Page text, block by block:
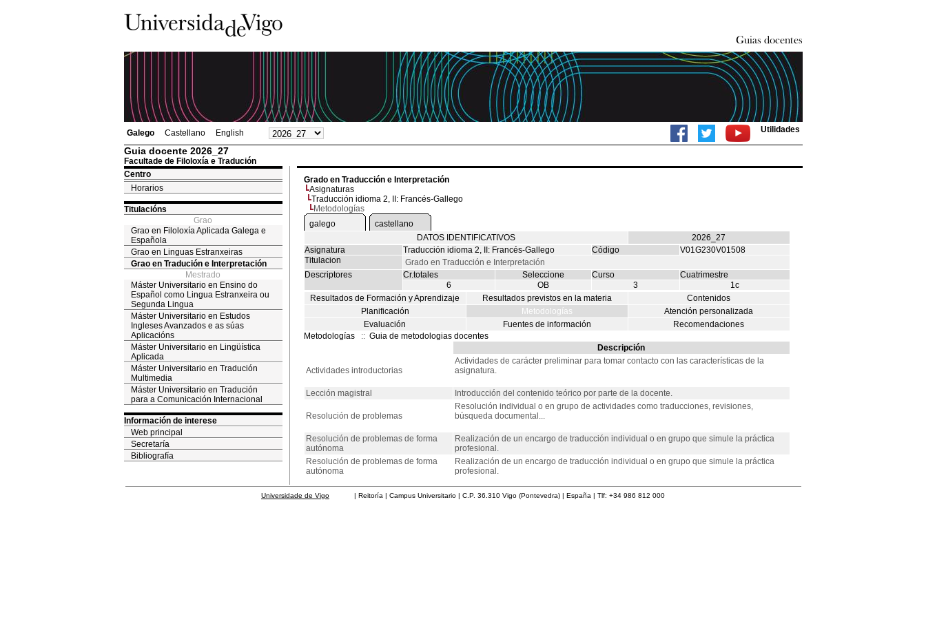
Galego Castellano English Utilidades
Guia docente 2026_27
Facultade de Filoloxía e Tradución
Centro
Horarios
Titulacións
Grao
Grao en Filoloxía Aplicada Galega e
Española
Grao en Linguas Estranxeiras
Grao en Tradución e Interpretación
Mestrado
Máster Universitario en Ensino do
Español como Lingua Estranxeira ou
Segunda Lingua
Máster Universitario en Estudos
Ingleses Avanzados e as súas
Aplicacións
Máster Universitario en Lingüística
Aplicada
Máster Universitario en Tradución
Multimedia
Máster Universitario en Tradución
para a Comunicación Internacional
Información de interese
Web principal
Secretaría
Bibliografía
Grado en Traducción e Interpretación
Asignaturas
Traducción idioma 2, II: Francés-Gallego
Metodologías
galego
castellano
DATOS IDENTIFICATIVOS
2026_27
Asignatura
Traducción idioma 2, II: Francés-Gallego Código
V01G230V01508
Titulacion
Grado en Traducción e Interpretación
Descriptores
Cr.totales Seleccione Curso
Cuatrimestre
6
OB 3
1c
Resultados de Formación y Aprendizaje
Resultados previstos en la materia
Contenidos
Planificación
Metodologías
Atención personalizada
Evaluación
Fuentes de información
Recomendaciones
Metodologías
:: Guia de metodologias docentes
Descripción
Actividades introductorias
Actividades de carácter preliminar para tomar contacto con las características de la
asignatura.
Lección magistral Introducción del contenido teórico por parte de la docente.
Resolución de problemas
Resolución individual o en grupo de actividades como traducciones, revisiones,
búsqueda documental...
Resolución de problemas de forma
autónoma
Realización de un encargo de traducción individual o en grupo que simule la práctica
profesional.
Resolución de problemas de forma
autónoma
Realización de un encargo de traducción individual o en grupo que simule la práctica
profesional.
Universidade de Vigo | Reitoría | Campus Universitario | C.P. 36.310 Vigo (Pontevedra) | España | Tlf: +34 986 812 000